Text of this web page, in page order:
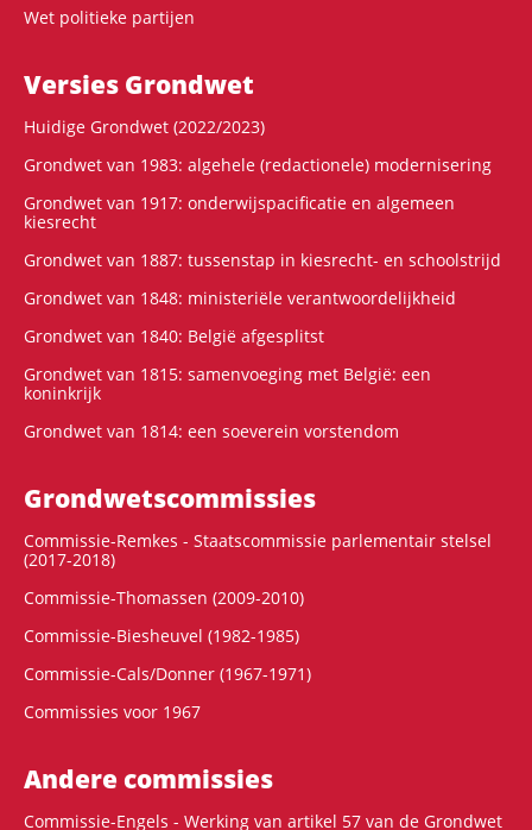
Wet politieke partijen
Versies Grondwet
Huidige Grondwet (2022/2023)
Grondwet van 1983: algehele (redactionele) modernisering
Grondwet van 1917: onderwijspacificatie en algemeen
kiesrecht
Grondwet van 1887: tussenstap in kiesrecht- en schoolstrijd
Grondwet van 1848: ministeriële verantwoordelijkheid
Grondwet van 1840: België afgesplitst
Grondwet van 1815: samenvoeging met België: een
koninkrijk
Grondwet van 1814: een soeverein vorstendom
Grondwets­commissies
Commissie-Remkes - Staatscommissie parlementair stelsel
(2017-2018)
Commissie-Thomassen (2009-2010)
Commissie-Biesheuvel (1982-1985)
Commissie-Cals/Donner (1967-1971)
Commissies voor 1967
Andere commissies
Commissie-Engels - Werking van artikel 57 van de Grondwet